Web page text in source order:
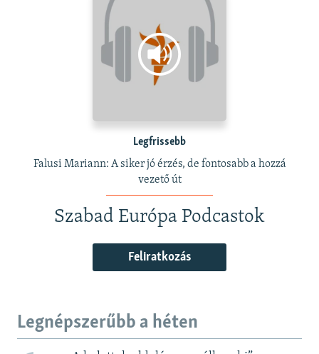
Legfrissebb
Falusi Mariann: A siker jó érzés, de fontosabb a hozzá
vezető út
Szabad Európa Podcastok
Feliratkozás
Legnépszerűbb a héten